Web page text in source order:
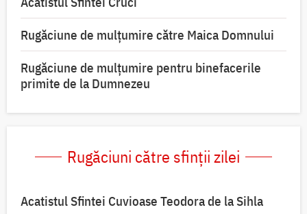
Rugăciune de mulţumire către Maica Domnului
Rugăciune de mulțumire pentru binefacerile
primite de la Dumnezeu
Rugăciuni către sfinții zilei
Acatistul Sfintei Cuvioase Teodora de la Sihla